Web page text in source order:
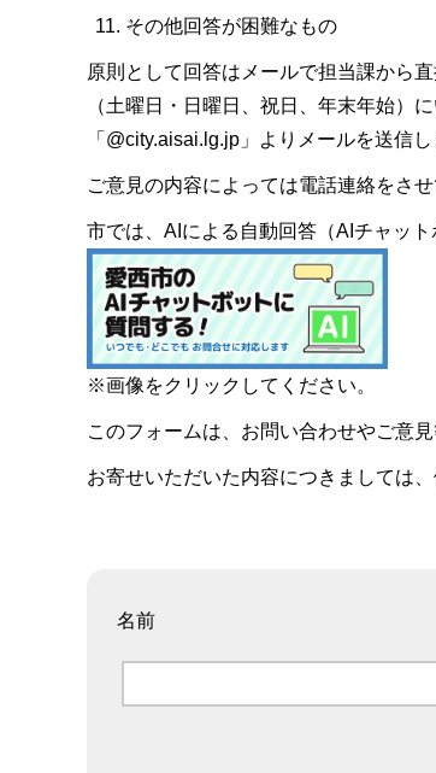
その他回答が困難なもの
原則として回答はメールで担当課から
（土曜日・日曜日、祝日、年末年始）
「@city.aisai.lg.jp」よりメールを送信
ご意見の内容によっては電話連絡をさ
市では、AIによる自動回答（AIチャッ
※画像をクリックしてください。
このフォームは、お問い合わせやご意
お寄せいただいた内容につきましては
名前